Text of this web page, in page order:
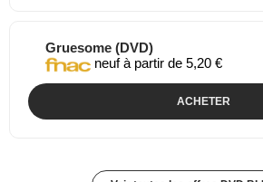
Gruesome (DVD)
neuf à partir de 5,20 €